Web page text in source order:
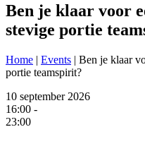
Ben je klaar voor
stevige portie
Home | Events | Ben je klaar
portie teamspirit?
10 september 2026
16:00 -
23:00